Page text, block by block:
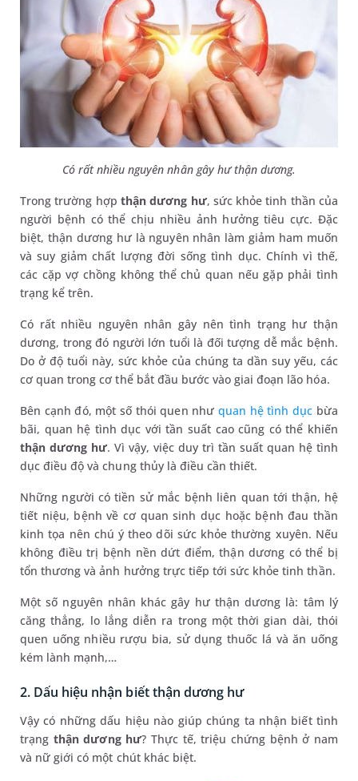
Có rất nhiều nguyên nhân gây hư thận dương.
Trong trường hợp thận dương hư, sức khỏe tinh thần của
người bệnh có thể chịu nhiều ảnh hưởng tiêu cực. Đặc
biệt, thận dương hư là nguyên nhân làm giảm ham muốn
và suy giảm chất lượng đời sống tình dục. Chính vì thế,
các cặp vợ chồng không thể chủ quan nếu gặp phải tình
trạng kể trên.
Có rất nhiều nguyên nhân gây nên tình trạng hư thận
dương, trong đó người lớn tuổi là đối tượng dễ mắc bệnh.
Do ở độ tuổi này, sức khỏe của chúng ta dần suy yếu, các
cơ quan trong cơ thể bắt đầu bước vào giai đoạn lão hóa.
Bên cạnh đó, một số thói quen như quan hệ tình dục bừa
bãi, quan hệ tình dục với tần suất cao cũng có thể khiến
thận dương hư. Vì vậy, việc duy trì tần suất quan hệ tình
dục điều độ và chung thủy là điều cần thiết.
Những người có tiền sử mắc bệnh liên quan tới thận, hệ
tiết niệu, bệnh về cơ quan sinh dục hoặc bệnh đau thần
kinh tọa nên chú ý theo dõi sức khỏe thường xuyên. Nếu
không điều trị bệnh nền dứt điểm, thận dương có thể bị
tổn thương và ảnh hưởng trực tiếp tới sức khỏe tinh thần.
Một số nguyên nhân khác gây hư thận dương là: tâm lý
căng thẳng, lo lắng diễn ra trong một thời gian dài, thói
quen uống nhiều rượu bia, sử dụng thuốc lá và ăn uống
kém lành mạnh,…
2. Dấu hiệu nhận biết thận dương hư
Vậy có những dấu hiệu nào giúp chúng ta nhận biết tình
trạng thận dương hư? Thực tế, triệu chứng bệnh ở nam
và nữ giới có một chút khác biệt.